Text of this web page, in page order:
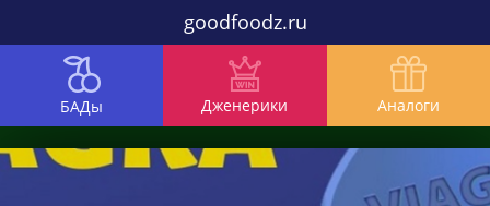
goodfoodz.ru
БАДы Дженерики Аналоги